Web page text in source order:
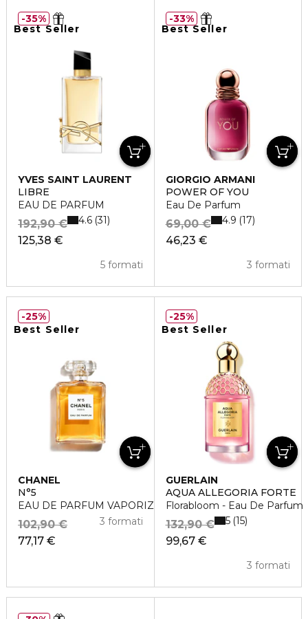
Best Seller
YVES SAINT LAURENT
LIBRE
EAU DE PARFUM
125,38 €
192,90 €
5 formati
4.6 31
35%
Best Seller
GIORGIO ARMANI
POWER OF YOU
Eau De Parfum
46,23 €
69,00 €
3 formati
4.9 17
33%
Best Seller
CHANEL
N°5
EAU DE PARFUM VAPORIZZATORE
77,17 €
102,90 € 3 formati
25%
Best Seller
GUERLAIN
AQUA ALLEGORIA FORTE
Florabloom - Eau De Parfum
99,67 €
132,90 €
3 formati
5 15
25%